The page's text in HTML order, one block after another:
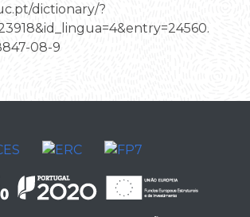
dictionary/?
08-9